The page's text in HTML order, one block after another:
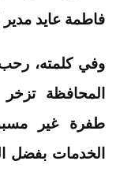
فاطمة عايد مدير
وفي كلمته،
المحافظة تزخر
طفرة غير
الخدمات بفضل